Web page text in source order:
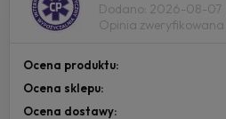
Dodano: 2026-08-07
Opinia zweryfikowana
Ocena produktu:
Ocena sklepu:
Ocena dostawy: